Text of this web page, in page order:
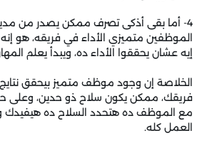
4- أما بقى أذكى تصرف ممكن يصدر من
الموظفين متميزي الأداء في فريقه، هو
إيه عشان يحققوا الأداء ده، ويبدأ يعلم
الخلاصة إن وجود موظف متميز بيحقق
فريقك، ممكن يكون سلاح ذو حدين، وعلى
مع الموظف ده هتحدد السلاح ده هيفيدك
العمل كله.